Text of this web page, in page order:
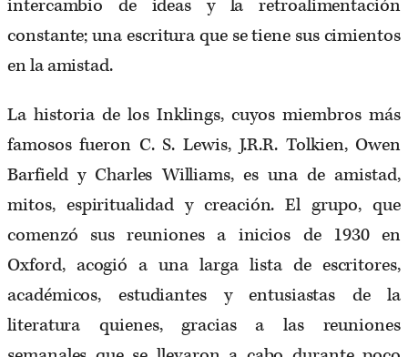
intercambio de ideas y la retroalimentación
constante; una escritura que se tiene sus cimientos
en la amistad.
La historia de los Inklings, cuyos miembros más
famosos fueron C. S. Lewis, J.R.R. Tolkien, Owen
Barfield y Charles Williams, es una de amistad,
mitos, espiritualidad y creación. El grupo, que
comenzó sus reuniones a inicios de 1930 en
Oxford, acogió a una larga lista de escritores,
académicos, estudiantes y entusiastas de la
literatura quienes, gracias a las reuniones